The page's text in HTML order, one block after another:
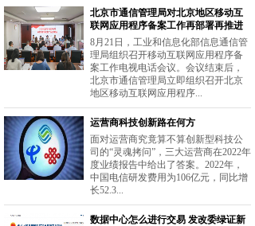
北京市通信管理局对北京地区移动互
联网应用程序备案工作再部署再推进
8月21日，工业和信息化部信息通信管
理局组织召开移动互联网应用程序备
案工作电视电话会议。会议结束后，
北京市通信管理局立即组织召开北京
地区移动互联网应用程序...
运营商科技创新路在何方
面对运营商究竟算不算创新型科技公
司的“灵魂拷问”，三大运营商在2022年
度业绩报告中给出了答案。2022年，
中国电信研发费用为106亿元，同比增
长52.3...
数据中心怎么进行交易 发改委绿证新